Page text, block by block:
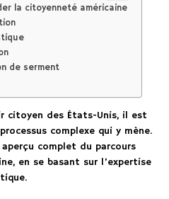
la citoyenneté américaine
de serment
citoyen des États-Unis, il est
complexe qui y mène.
complet du parcours
en se basant sur l’expertise